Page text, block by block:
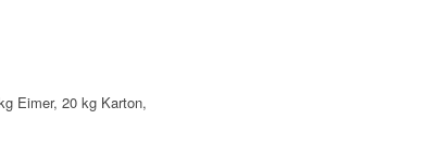
Eimer, 20 kg Karton,